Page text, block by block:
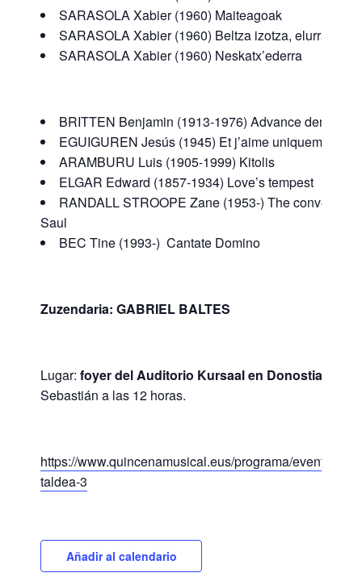
SARASOLA Xabier (1960) Maiteagoak
SARASOLA Xabier (1960) Beltza izotza, elurra zuri
SARASOLA Xabier (1960) Neskatx’ederra
BRITTEN Benjamin (1913-1976) Advance
EGUIGUREN Jesús (1945) Et j’aime uniquement
ARAMBURU Luis (1905-1999) Kitolis
ELGAR Edward (1857-1934) Love’s tempest
RANDALL STROOPE Zane (1953-) The conversion
Saul
BEC Tine (1993-) Cantate Domino
Zuzendaria: GABRIEL BALTES
Lugar: foyer del Auditorio Kursaal en Donostia
Sebastián a las 12 horas.
https://www.quincenamusical.eus/programa/evento/e/
taldea-3
Añadir al calendario